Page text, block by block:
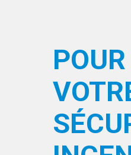
POUR